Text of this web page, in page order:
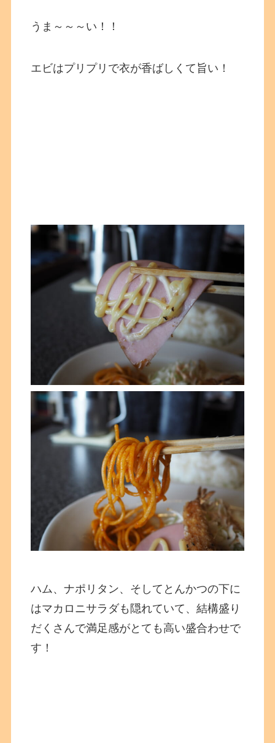
うま～～～い！！
エビはプリプリで衣が香ばしくて旨い！
ハム、ナポリタン、そしてとんかつの下に
はマカロニサラダも隠れていて、結構盛り
だくさんで満足感がとても高い盛合わせで
す！